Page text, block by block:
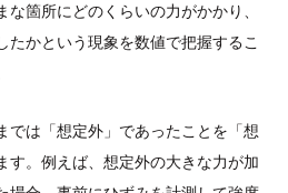
箇所にどのくらいの力がかかり、
たかという現象を数値で把握するこ
では「想定外」であったことを「想
す。例えば、想定外の大きな力が加